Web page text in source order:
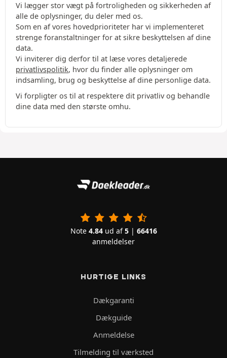
Vi lægger stor vægt på fortroligheden og sikkerheden af
alle de oplysninger, du deler med os.
Som en af vores hovedprioriteter har vi implementeret
strenge foranstaltninger for at sikre beskyttelsen af dine
data.
Vi inviterer dig derfor til at læse vores detaljerede
privatlivspolitik, hvor du finder alle oplysninger om
indsamling, brug og beskyttelse af dine personlige data.
Vi forpligter os til at respektere dit privatliv og behandle
dine data med den største omhu.
Note 4.84ud af5| 66416
anmeldelser
HURTIGE LINKS
Dækgaranti
Dækguide
Anmeldelse
Tilmelding til værksted